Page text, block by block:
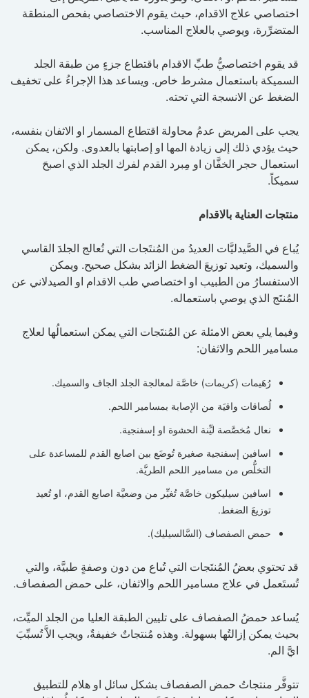
اختصاصي علاج الاقدام، حيث يقوم الاختصاصي بفحص المنطقة
المتضرِّرة، ويوصي بالعلاج المناسب.
قد يقوم اختصاصيُّ طبِّ الاقدام باقتطاع جزءٍ من طبقة الجلد
السميكة باستعمال مشرط خاص. ويساعد هذا الإجراءُ على تخفيف
الضغط عن الانسجة التي تحته.
يجب على المريض عدمُ محاولة اقتطاع المسمار او الاثفان بنفسه،
حيث يؤدي ذلك إلى زيادة المها او إصابتها بالعدوى. ولكن، يمكن
استعمال حجر الخفَّان او مِبرد القدم لفرك الجلد الذي اصبحَ
سميكاً.
منتجات العناية بالاقدام
يُباع في الصَّيدليَّات العديدُ من المُنتَجات التي تُعالج الجلدَ القاسي
والسميك، وتعيد توزيعَ الضغط الزائد بشكل صحيح. ويمكن
الاستفسارُ من الطبيب او اختصاصي طب الاقدام او الصيدلاني عن
المُنتَج الذي يوصي باستعماله.
وفيما يلي بعض الامثلة عن المُنتَجات التي يمكن استعمالُها لعلاج
مسامير اللحم والاثفان:
رُهَيمات (كريمات) خاصَّة لمعالجة الجلد الجاف والسميك.
لُصاقات واقيَة من الإصابة بمسامير اللحم.
نعال مُخصَّصة ليِّنة الحشوة او إسفنجية.
اسافين إسفنجية صغيرة تُوضَع بين اصابع القدم للمساعدة على
التخلُّص من مسامير اللحم الطريَّة.
اسافين سيليكون خاصَّة تُغيِّر من وضعيَّة اصابع القدم، او تُعيد
توزيعَ الضغط.
حمض الصفصاف (السَّالسيليك).
قد تحتوي بعضُ المُنتَجات التي تُباع من دون وصفةٍ طبيَّة، والتي
تُستَعمل في علاج مسامير اللحم والاثفان، على حمض الصفصاف.
يُساعد حمضُ الصفصاف على تليين الطبقة العليا من الجلد الميِّت،
بحيث يمكن إزالتُها بسهولة. وهذه مُنتجاتٌ خفيفةٌ، ويجب الاَّ تُسبِّبَ
ايَّ الم.
تتوفَّر منتجاتُ حمض الصفصاف بشكل سائل او هلام للتطبيق